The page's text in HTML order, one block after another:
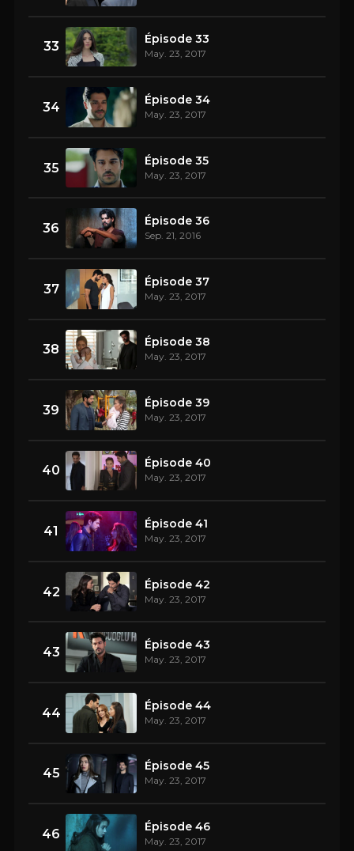
33 Épisode 33
May. 23, 2017
34 Épisode 34
May. 23, 2017
35 Épisode 35
May. 23, 2017
36 Épisode 36
Sep. 21, 2016
37 Épisode 37
May. 23, 2017
38 Épisode 38
May. 23, 2017
39 Épisode 39
May. 23, 2017
40 Épisode 40
May. 23, 2017
41 Épisode 41
May. 23, 2017
42 Épisode 42
May. 23, 2017
43 Épisode 43
May. 23, 2017
44 Épisode 44
May. 23, 2017
45 Épisode 45
May. 23, 2017
46 Épisode 46
May. 23, 2017